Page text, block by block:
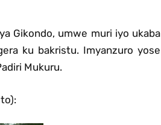
Gikondo, umwe muri iyo ukaba
ku bakristu. Imyanzuro yose
Mukuru.